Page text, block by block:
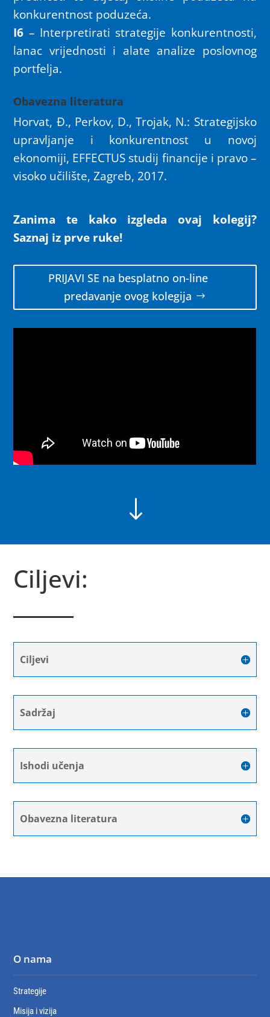
konkurentnost poduzeća.
I6 – Interpretirati strategije konkurentnosti,
lanac vrijednosti i alate analize poslovnog
portfelja.
Obavezna literatura
Horvat, Đ., Perkov, D., Trojak, N.: Strategijsko
upravljanje i konkurentnost u novoj
ekonomiji, EFFECTUS studij financije i pravo –
visoko učilište, Zagreb, 2017.
Zanima te kako izgleda ovaj kolegij?
Saznaj iz prve ruke!
PRIJAVI SE na besplatno on-line
predavanje ovog kolegija
"
Ciljevi:
Ciljevi
Sadržaj
Ishodi učenja
Obavezna literatura
O nama
Strategije
Misija i vizija